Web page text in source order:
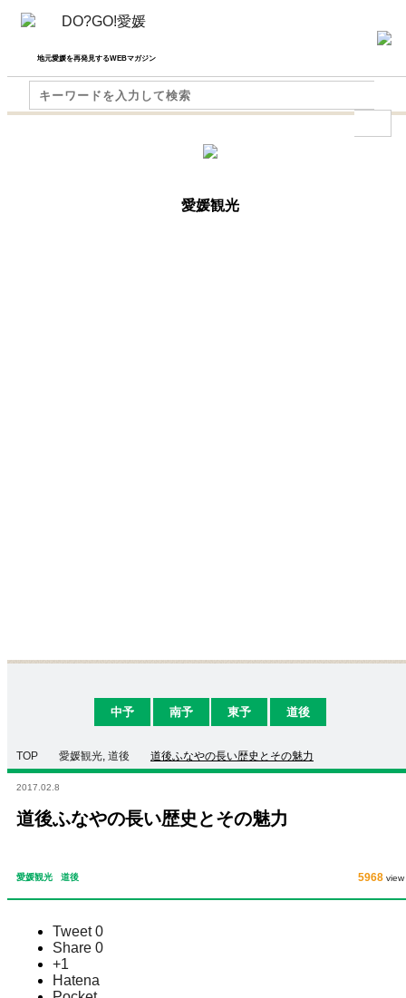
地元愛媛を再発見するWEBマガジン
愛媛観光
中予 南予 東予 道後
TOP 愛媛観光, 道後 道後ふなやの長い歴史とその魅力
2017.02.8
道後ふなやの長い歴史とその魅力
愛媛観光 道後 5968 view
Tweet0
Share 0
+1
Hatena